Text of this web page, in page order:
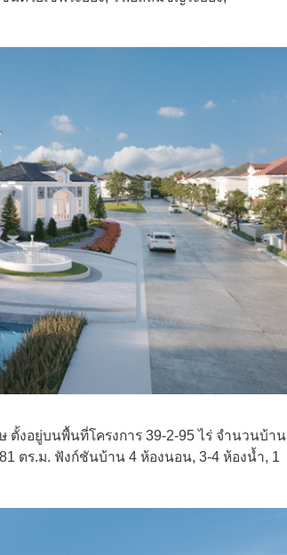
ตั้งอยู่บนพื้นที่โครงการ 39-2-95 ไร่ จำนวนบ้าน
ตร.ม. ฟังก์ชันบ้าน 4 ห้องนอน, 3-4 ห้องน้ำ, 1